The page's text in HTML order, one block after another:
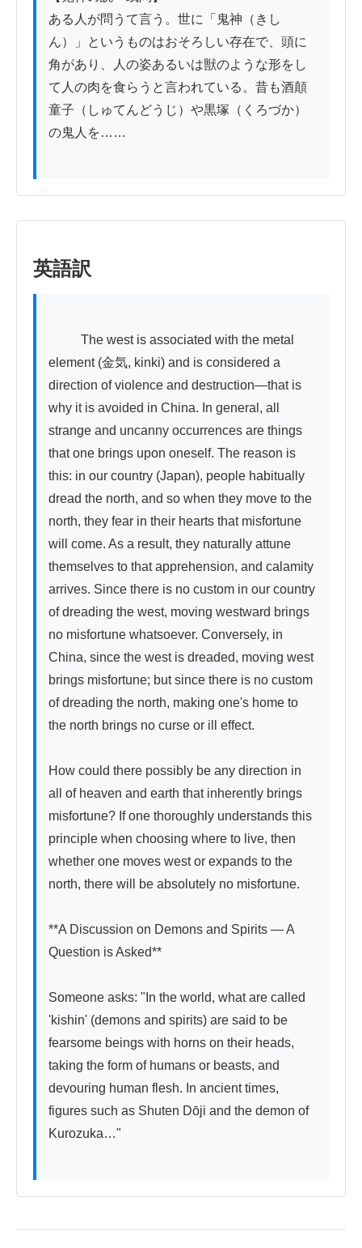
ある人が問うて言う。世に「鬼神（きし
ん）」というものはおそろしい存在で、頭に
角があり、人の姿あるいは獣のような形をし
て人の肉を食らうと言われている。昔も酒顛
童子（しゅてんどうじ）や黒塚（くろづか）
の鬼人を……
英語訳
element (金気, kinki) and is considered a
direction of violence and destruction—that is
why it is avoided in China. In general, all
strange and uncanny occurrences are things
that one brings upon oneself. The reason is
this: in our country (Japan), people habitually
dread the north, and so when they move to the
north, they fear in their hearts that misfortune
will come. As a result, they naturally attune
themselves to that apprehension, and calamity
arrives. Since there is no custom in our country
of dreading the west, moving westward brings
no misfortune whatsoever. Conversely, in
China, since the west is dreaded, moving west
brings misfortune; but since there is no custom
of dreading the north, making one's home to
the north brings no curse or ill effect.
How could there possibly be any direction in
all of heaven and earth that inherently brings
misfortune? If one thoroughly understands this
principle when choosing where to live, then
whether one moves west or expands to the
north, there will be absolutely no misfortune.
**A Discussion on Demons and Spirits — A
Question is Asked**
Someone asks: "In the world, what are called
'kishin' (demons and spirits) are said to be
fearsome beings with horns on their heads,
taking the form of humans or beasts, and
devouring human flesh. In ancient times,
figures such as Shuten Dōji and the demon of
Kurozuka…"